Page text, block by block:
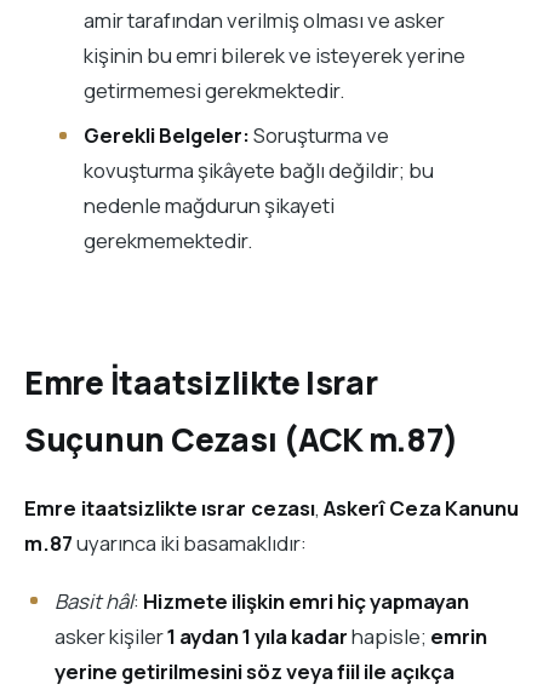
amir tarafından verilmiş olması ve asker
kişinin bu emri bilerek ve isteyerek yerine
getirmemesi gerekmektedir.
Gerekli Belgeler:Soruşturma ve
kovuşturma şikâyete bağlı değildir; bu
nedenle mağdurun şikayeti
gerekmemektedir.
Emre İtaatsizlikte Israr
Suçunun Cezası (ACK m.87)
Emre itaatsizlikte ısrar cezası, Askerî Ceza Kanunu
m.87uyarınca iki basamaklıdır:
Basit hâl: Hizmete ilişkin emri hiç yapmayan
asker kişiler1 aydan 1 yıla kadarhapisle; emrin
yerine getirilmesini söz veya fiil ile açıkça